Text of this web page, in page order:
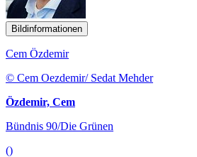
Bildinformationen
Cem Özdemir
© Cem Oezdemir/ Sedat Mehder
Özdemir, Cem
Bündnis 90/Die Grünen
()